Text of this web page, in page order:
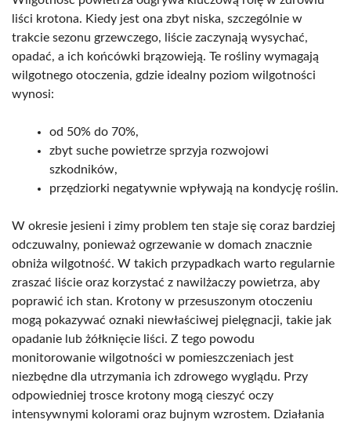
liści krotona. Kiedy jest ona zbyt niska, szczególnie w
trakcie sezonu grzewczego, liście zaczynają wysychać,
opadać, a ich końcówki brązowieją. Te rośliny wymagają
wilgotnego otoczenia, gdzie idealny poziom wilgotności
wynosi:
od 50% do 70%,
zbyt suche powietrze sprzyja rozwojowi
szkodników,
przędziorki negatywnie wpływają na kondycję roślin.
W okresie jesieni i zimy problem ten staje się coraz bardziej
odczuwalny, ponieważ ogrzewanie w domach znacznie
obniża wilgotność. W takich przypadkach warto regularnie
zraszać liście oraz korzystać z nawilżaczy powietrza, aby
poprawić ich stan. Krotony w przesuszonym otoczeniu
mogą pokazywać oznaki niewłaściwej pielęgnacji, takie jak
opadanie lub żółknięcie liści. Z tego powodu
monitorowanie wilgotności w pomieszczeniach jest
niezbędne dla utrzymania ich zdrowego wyglądu. Przy
odpowiedniej trosce krotony mogą cieszyć oczy
intensywnymi kolorami oraz bujnym wzrostem. Działania